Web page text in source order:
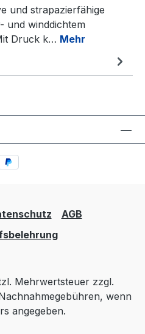
und strapazierfähige
und winddichtem
Druck k… Mehr
AGB
Mehrwertsteuer zzgl.
wenn
angegeben.